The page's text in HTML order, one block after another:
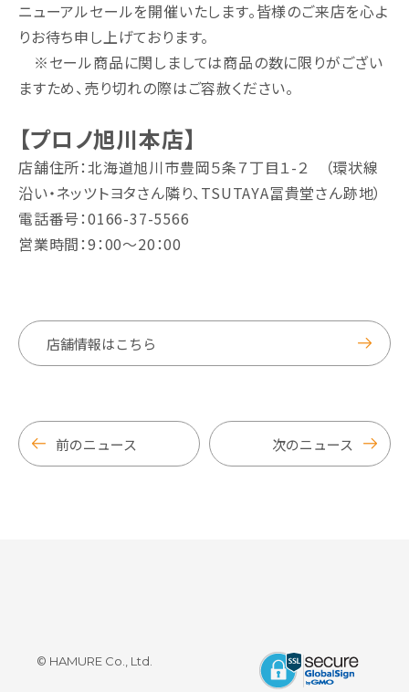
ニューアルセールを開催いたします。皆様のご来店を心よ
りお待ち申し上げております。
※セール商品に関しましては商品の数に限りがござい
ますため、売り切れの際はご容赦ください。
【プロノ旭川本店】
店舗住所：北海道旭川市豊岡５条７丁目１-２ （環状線
沿い・ネッツトヨタさん隣り、TSUTAYA冨貴堂さん跡地）
電話番号：0166-37-5566
営業時間：9：00～20：00
店舗情報はこちら
前のニュース 次のニュース
© HAMURE Co., Ltd.